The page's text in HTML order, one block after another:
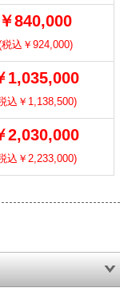
￥840,000
税込￥924,000)
1,035,000
込￥1,138,500)
2,030,000
込￥2,233,000)